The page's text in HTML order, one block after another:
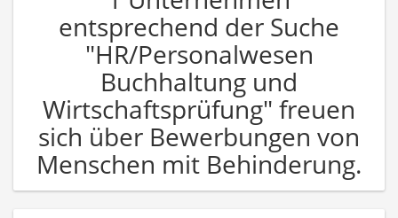
entsprechend der Suche
"HR/Personalwesen
Buchhaltung und
Wirtschaftsprüfung" freuen
sich über Bewerbungen von
Menschen mit Behinderung.